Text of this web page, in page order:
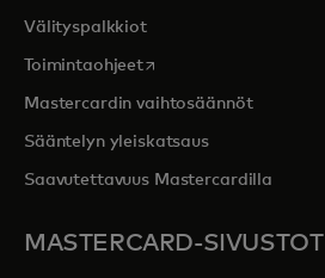
Välityspalkkiot
Toimintaohjeetopens in a new tab
Mastercardin vaihtosäännöt
Sääntelyn yleiskatsaus
Saavutettavuus Mastercardilla
MASTERCARD-SIVUSTOT